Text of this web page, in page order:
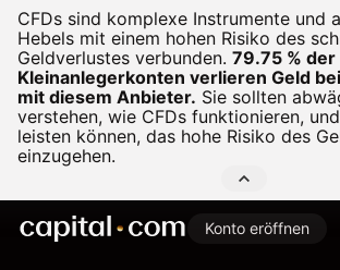
CFDs sind komplexe Instrumente und
Hebels mit einem hohen Risiko des
Geldverlustes verbunden. 79.75 % der
Kleinanlegerkonten verlieren Geld
mit diesem Anbieter. Sie sollten
verstehen, wie CFDs funktionieren,
leisten können, das hohe Risiko des
einzugehen.
Konto eröffnen